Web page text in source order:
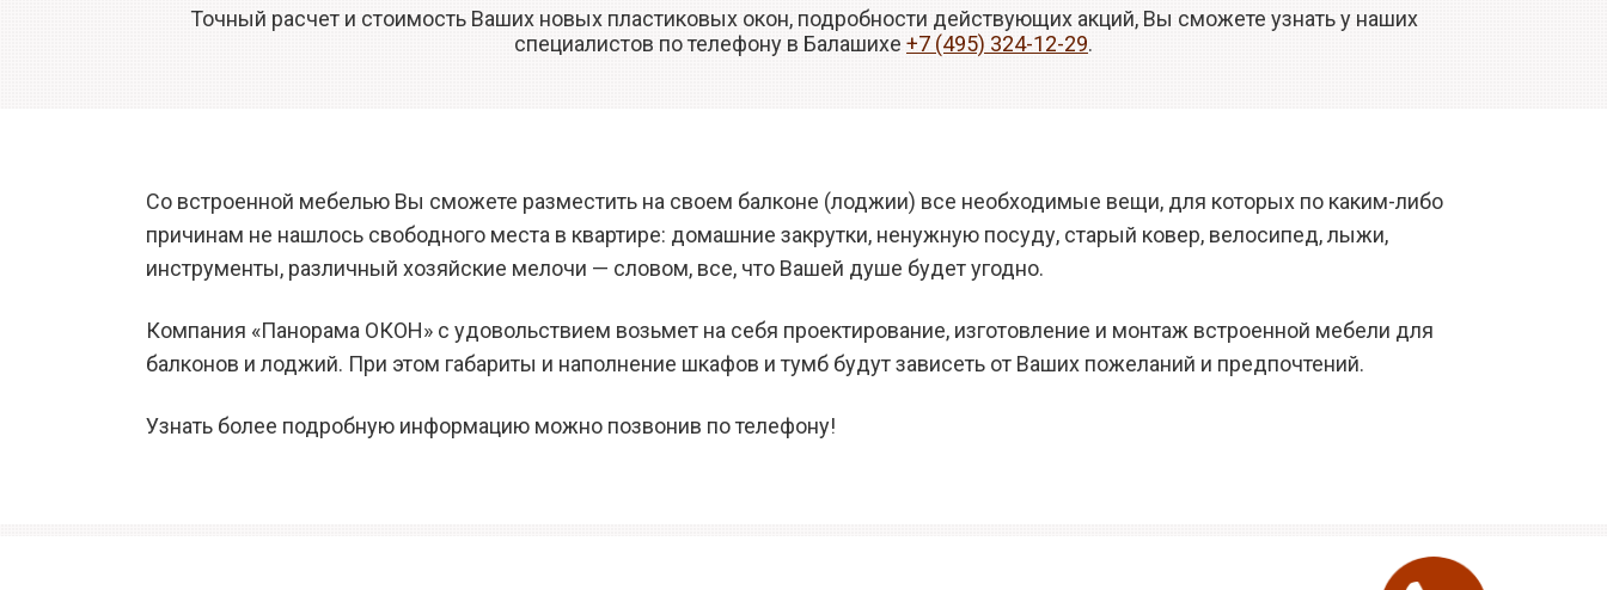
Точный расчет и стоимость Ваших новых пластиковых окон, подробности действующих акций, Вы сможете узнать у наших
специалистов по телефону в Балашихе +7 (495) 324-12-29.
Со встроенной мебелью Вы сможете разместить на своем балконе (лоджии) все необходимые вещи, для которых по каким-либо
причинам не нашлось свободного места в квартире: домашние закрутки, ненужную посуду, старый ковер, велосипед, лыжи,
инструменты, различный хозяйские мелочи — словом, все, что Вашей душе будет угодно.
Компания «Панорама ОКОН» с удовольствием возьмет на себя проектирование, изготовление и монтаж встроенной мебели для
балконов и лоджий. При этом габариты и наполнение шкафов и тумб будут зависеть от Ваших пожеланий и предпочтений.
Узнать более подробную информацию можно позвонив по телефону!